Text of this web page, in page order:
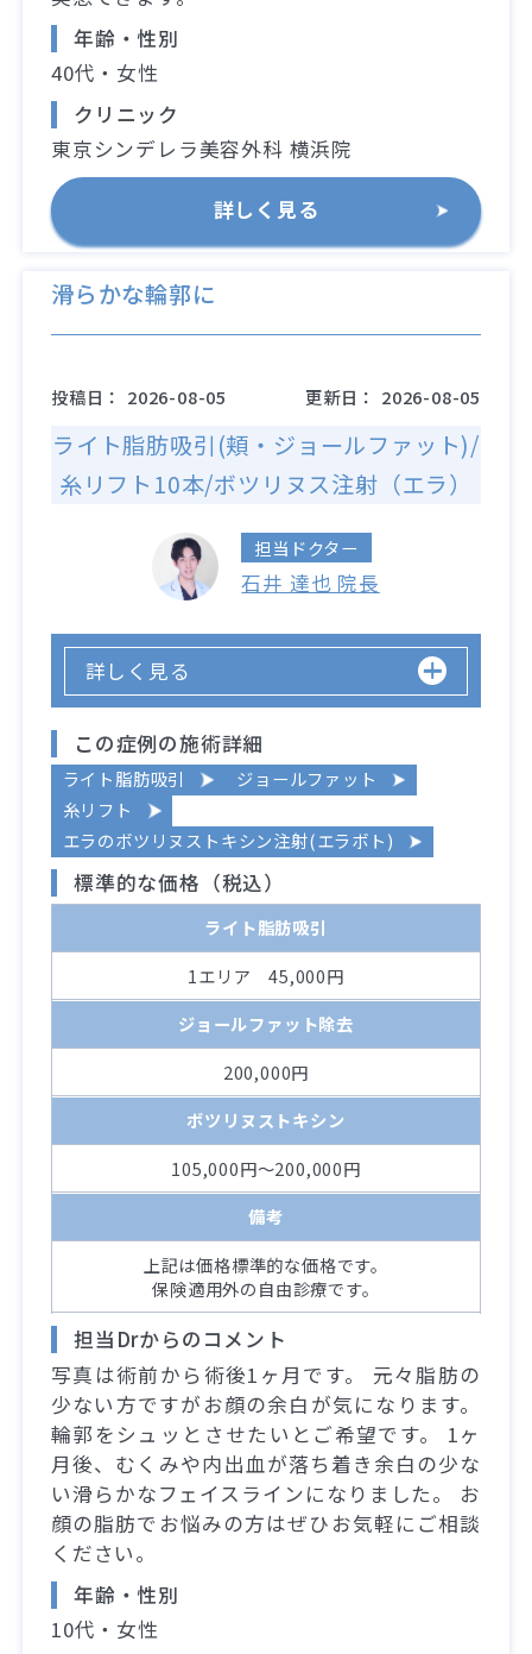
年齢・性別
40代・女性
クリニック
東京シンデレラ美容外科 横浜院
詳しく見る
滑らかな輪郭に
投稿日： 2026-08-05 更新日： 2026-08-05
ライト脂肪吸引(頬・ジョールファット)/
糸リフト10本/ボツリヌス注射（エラ）
担当ドクター
石井 達也 院長
詳しく見る
この症例の施術詳細
ライト脂肪吸引
ジョールファット
糸リフト
エラのボツリヌストキシン注射(エラボト)
標準的な価格（税込）
ライト脂肪吸引
1エリア 45,000円
ジョールファット除去
200,000円
ボツリヌストキシン
105,000円～200,000円
備考
上記は価格標準的な価格です。
保険適用外の自由診療です。
担当Drからのコメント
写真は術前から術後1ヶ月です。 元々脂肪の
少ない方ですがお顔の余白が気になります。
輪郭をシュッとさせたいとご希望です。 1ヶ
月後、むくみや内出血が落ち着き余白の少な
い滑らかなフェイスラインになりました。 お
顔の脂肪でお悩みの方はぜひお気軽にご相談
ください。
年齢・性別
10代・女性